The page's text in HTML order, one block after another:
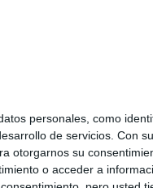
personales, como
de servicios. Con
otorgarnos su
o acceder a